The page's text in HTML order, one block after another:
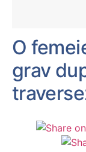
O
grav